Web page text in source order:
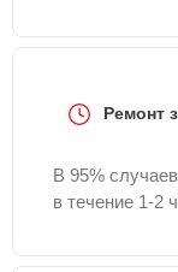
Ремонт
В 95%
в течение 1-2